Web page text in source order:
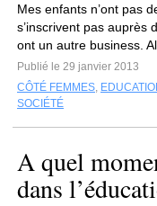
Mes enfants n’ont pas
s’inscrivent pas auprès
ont un autre business.
Publié le 29 janvier 2013
CÔTÉ FEMMES,
SOCIÉTÉ
A quel
dans